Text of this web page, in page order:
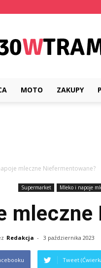
MOTO ZAKUPY
mleczne Niefermentowane?
Supermarket Mleko i napoje
Redakcja - 3 października 2023
Tweet